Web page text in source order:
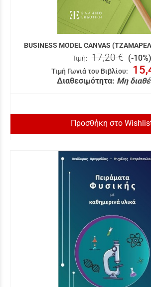
BUSINESS MODEL CANVAS
Τιμή: 17,20 € (-10%)
Τιμή Γωνιά του Βιβλίου:
Διαθεσιμότητα: Μη
Προσθήκη στο